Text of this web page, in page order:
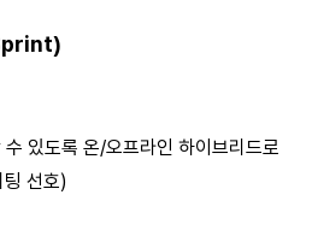
있도록 온/오프라인 하이브리드로
선호)